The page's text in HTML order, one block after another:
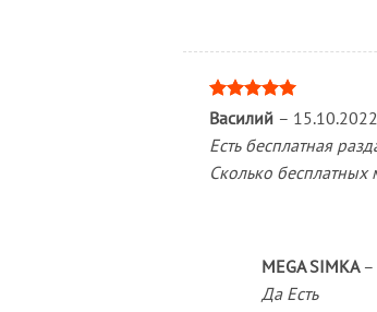
Оценка
Василий – 15.10.2022
Есть бесплатная
Сколько бесплатных
MEGA SIMKA –
Да Есть